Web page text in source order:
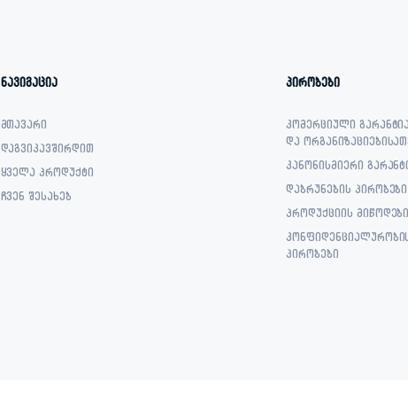
ნავიგაცია
მთავარი
დაგვიკავშირდით
ყველა პროდუქტი
ჩვენ შესახებ
პირობები
კომერციული
და
კანონისმიერი
დაბრუნების პირობები
პროდუქციის
პირობები